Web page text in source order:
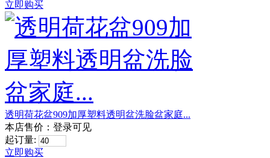
立即购买
透明荷花盆909加厚塑料透明盆洗脸盆家庭...
本店售价： 登录可见
起订量:
立即购买